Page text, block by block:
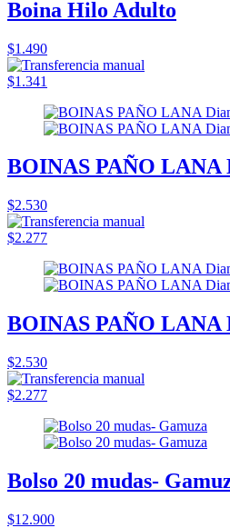
Boina Hilo Adulto
$1.490
$1.341
BOINAS PAÑO LANA
$2.530
$2.277
BOINAS PAÑO LANA
$2.530
$2.277
Bolso 20 mudas-
$12.900